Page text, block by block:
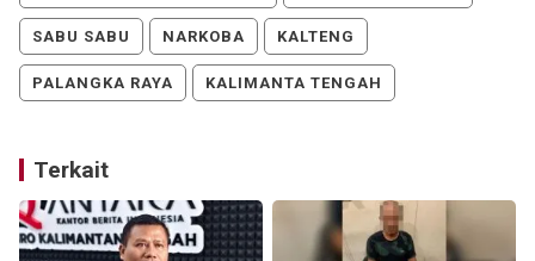
SABU SABU NARKOBA KALTENG
PALANGKA RAYA KALIMANTA TENGAH
Terkait